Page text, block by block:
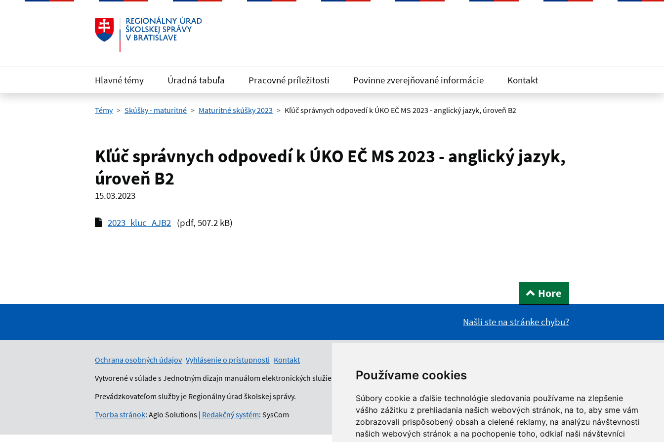
Používame cookies
Súbory cookie a ďalšie technológie sledovania používame na zlepšenie
vášho zážitku z prehliadania našich webových stránok, na to, aby sme vám
zobrazovali prispôsobený obsah a cielené reklamy, na analýzu návštevnosti
našich webových stránok a na pochopenie toho, odkiaľ naši návštevníci
Preskočiť na hlavný obsah
Hlavné témy Úradná tabuľa Pracovné príležitosti Povinne zverejňované informácie Kontakt
Témy Skúšky - maturitné Maturitné skúšky 2023 Kľúč správnych odpovedí k ÚKO EČ MS 2023 - anglický jazyk, úroveň B2
Kľúč správnych odpovedí k ÚKO EČ MS 2023 - anglický jazyk,
úroveň B2
15.03.2023
2023_kluc_AJB2 (pdf, 507.2 kB)
Hore
Našli ste na stránke chybu?
Ochrana osobných údajov Vyhlásenie o prístupnosti Kontakt
Vytvorené v súlade s Jednotným dizajn manuálom elektronických služieb.
Prevádzkovateľom služby je Regionálny úrad školskej správy.
Tvorba stránok: Aglo Solutions | Redakčný systém: SysCom